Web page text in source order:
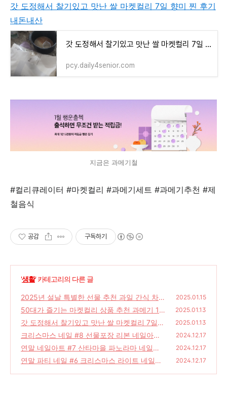
갓 도정해서 찰기있고 맛난 쌀 마켓컬리 7일 향미 찐 후기
내돈내산
갓 도정해서 찰기있고 맛난 쌀 마켓컬리 7일 향미 찐 후기 내돈내산
pcy.daily4senior.com
지금은 과메기철
#컬리큐레이터 #마켓컬리 #과메기세트 #과메기추천 #제
철음식
공감 구독하기
'생활' 카테고리의 다른 글
2025년 설날 특별한 선물 추천 과일 간식 차
베스트5 예약배송 기간
(0)
2025.01.15
50대가 즐기는 마켓컬리 상품 추천 과메기 1
인 생연어 LA갈비 소불고기 향미 등
(0)
2025.01.13
갓 도정해서 찰기있고 맛난 쌀 마켓컬리 7일
향미 찐 후기 내돈내산
(0)
2025.01.13
크리스마스 네일 #8 선물포장 리본 네일아트
(0)
2024.12.17
연말 네일아트 #7 산타마을 파노라마 네일아
트
(0)
2024.12.17
연말 파티 네일 #6 크리스마스 라이트 네일아
2024.12.17